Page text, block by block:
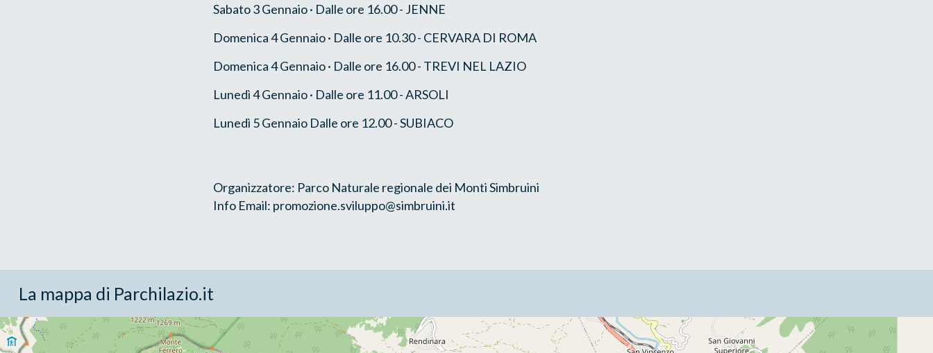
Sabato 3 Gennaio · Dalle ore 16.00 - JENNE
Domenica 4 Gennaio · Dalle ore 10.30 - CERVARA DI ROMA
Domenica 4 Gennaio · Dalle ore 16.00 - TREVI NEL LAZIO
Lunedì 4 Gennaio · Dalle ore 11.00 - ARSOLI
Lunedì 5 Gennaio Dalle ore 12.00 - SUBIACO
Organizzatore: Parco Naturale regionale dei Monti Simbruini
Info Email: promozione.sviluppo@simbruini.it
La mappa di Parchilazio.it